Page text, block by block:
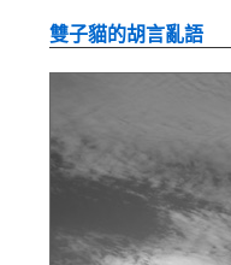
雙子貓的胡言亂語